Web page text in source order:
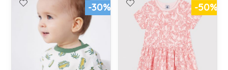
-30% -50%